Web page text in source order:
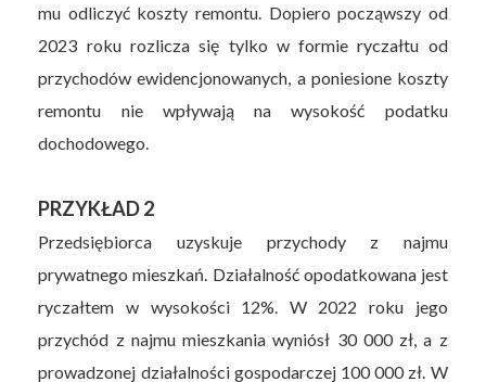
mu odliczyć koszty remontu. Dopiero począwszy od
2023 roku rozlicza się tylko w formie ryczałtu od
przychodów ewidencjonowanych, a poniesione koszty
remontu nie wpływają na wysokość podatku
dochodowego.
PRZYKŁAD 2
Przedsiębiorca uzyskuje przychody z najmu
prywatnego mieszkań. Działalność opodatkowana jest
ryczałtem w wysokości 12%. W 2022 roku jego
przychód z najmu mieszkania wyniósł 30 000 zł, a z
prowadzonej działalności gospodarczej 100 000 zł. W